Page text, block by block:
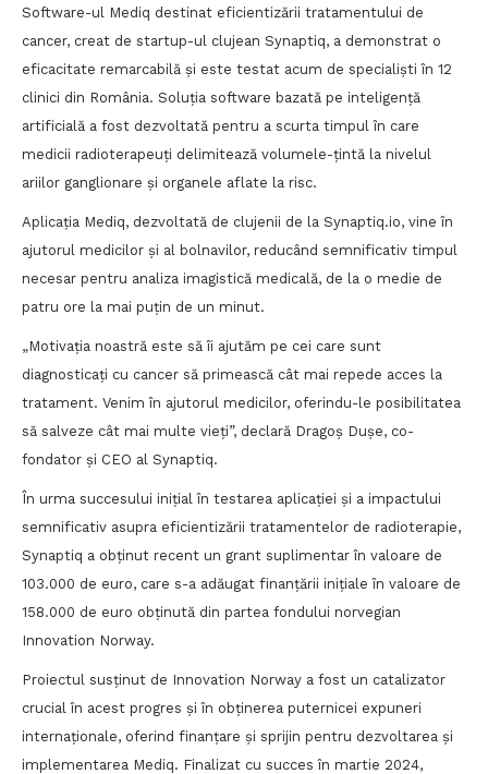
Software-ul Mediq destinat eficientizării tratamentului de
cancer, creat de startup-ul clujean Synaptiq, a demonstrat o
eficacitate remarcabilă și este testat acum de specialiști în 12
clinici din România. Soluția software bazată pe inteligență
artificială a fost dezvoltată pentru a scurta timpul în care
medicii radioterapeuți delimitează volumele-țintă la nivelul
ariilor ganglionare și organele aflate la risc.
Aplicația Mediq, dezvoltată de clujenii de la Synaptiq.io, vine în
ajutorul medicilor și al bolnavilor, reducând semnificativ timpul
necesar pentru analiza imagistică medicală, de la o medie de
patru ore la mai puțin de un minut.
„Motivația noastră este să îi ajutăm pe cei care sunt
diagnosticați cu cancer să primească cât mai repede acces la
tratament. Venim în ajutorul medicilor, oferindu-le posibilitatea
să salveze cât mai multe vieți”, declară Dragoș Dușe, co-
fondator și CEO al Synaptiq.
În urma succesului inițial în testarea aplicației și a impactului
semnificativ asupra eficientizării tratamentelor de radioterapie,
Synaptiq a obținut recent un grant suplimentar în valoare de
103.000 de euro, care s-a adăugat finanțării inițiale în valoare de
158.000 de euro obținută din partea fondului norvegian
Innovation Norway.
Proiectul susținut de Innovation Norway a fost un catalizator
crucial în acest progres și în obținerea puternicei expuneri
internaționale, oferind finanțare și sprijin pentru dezvoltarea și
implementarea Mediq. Finalizat cu succes în martie 2024,